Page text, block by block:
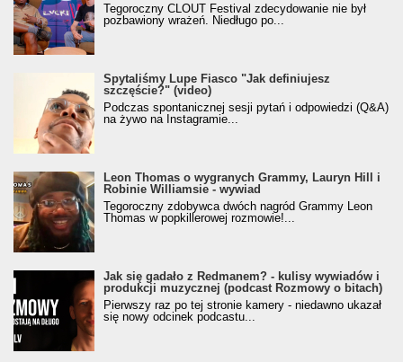
Tegoroczny CLOUT Festival zdecydowanie nie był
pozbawiony wrażeń. Niedługo po...
Spytaliśmy Lupe Fiasco "Jak definiujesz
szczęście?" (video)
Podczas spontanicznej sesji pytań i odpowiedzi (Q&A)
na żywo na Instagramie...
Leon Thomas o wygranych Grammy, Lauryn Hill i
Robinie Williamsie - wywiad
Tegoroczny zdobywca dwóch nagród Grammy Leon
Thomas w popkillerowej rozmowie!...
Jak się gadało z Redmanem? - kulisy wywiadów i
produkcji muzycznej (podcast Rozmowy o bitach)
Pierwszy raz po tej stronie kamery - niedawno ukazał
się nowy odcinek podcastu...